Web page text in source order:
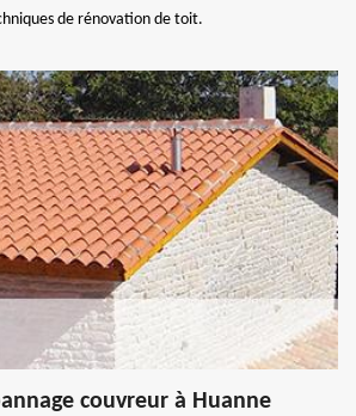
de rénovation de toit.
couvreur à Huanne